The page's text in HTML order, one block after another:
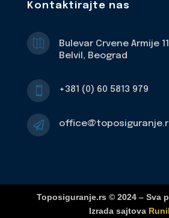
Kontaktirajte nas

Bulevar Crvene Armije
Belvil, Beograd
 +381 (0) 60 5813 979

Toposiguranje.rs © 2024 – Sva
Izrada sajtova